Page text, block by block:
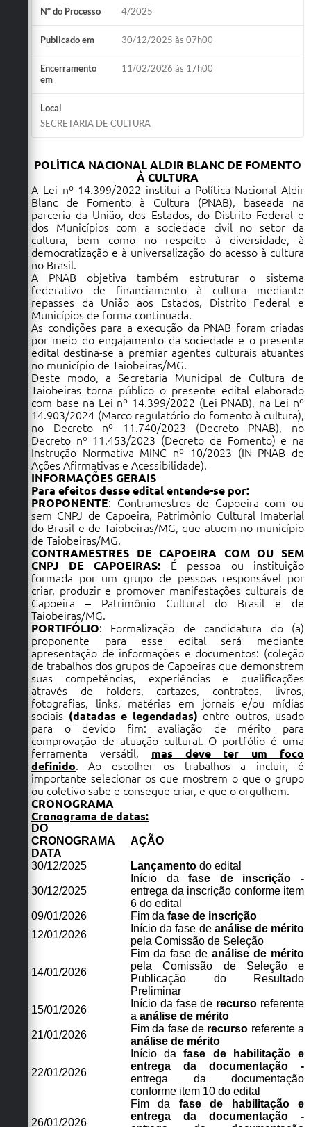
Links
Telefones Úteis
Contato
Sala M. do Empreendedor
Secretarias
Nº do Processo 4/2025
Publicado em 30/12/2025 às 07h00
Encerramento
em
11/02/2026 às 17h00
Local
SECRETARIA DE CULTURA
POLÍTICA NACIONAL ALDIR BLANC DE FOMENTO
À CULTURA
A Lei nº 14.399/2022 institui a Política Nacional Aldir
Blanc de Fomento à Cultura (PNAB), baseada na
parceria da União, dos Estados, do Distrito Federal e
dos Municípios com a sociedade civil no setor da
cultura, bem como no respeito à diversidade, à
democratização e à universalização do acesso à cultura
no Brasil.
A PNAB objetiva também estruturar o sistema
federativo de financiamento à cultura mediante
repasses da União aos Estados, Distrito Federal e
Municípios de forma continuada.
As condições para a execução da PNAB foram criadas
por meio do engajamento da sociedade e o presente
edital destina-se a premiar agentes culturais atuantes
no município de Taiobeiras/MG.
Deste modo, a Secretaria Municipal de Cultura de
Taiobeiras torna público o presente edital elaborado
com base na Lei nº 14.399/2022 (Lei PNAB), na Lei nº
14.903/2024 (Marco regulatório do fomento à cultura),
no Decreto nº 11.740/2023 (Decreto PNAB), no
Decreto nº 11.453/2023 (Decreto de Fomento) e na
Instrução Normativa MINC nº 10/2023 (IN PNAB de
Ações Afirmativas e Acessibilidade).
INFORMAÇÕES GERAIS
Para efeitos desse edital entende-se por:
PROPONENTE: Contramestres de Capoeira com ou
sem CNPJ de Capoeira, Patrimônio Cultural Imaterial
do Brasil e de Taiobeiras/MG, que atuem no município
de Taiobeiras/MG.
CONTRAMESTRES DE CAPOEIRA COM OU SEM
CNPJ DE CAPOEIRAS: É pessoa ou instituição
formada por um grupo de pessoas responsável por
criar, produzir e promover manifestações culturais de
Capoeira – Patrimônio Cultural do Brasil e de
Taiobeiras/MG.
PORTIFÓLIO: Formalização de candidatura do (a)
proponente para esse edital será mediante
apresentação de informações e documentos: (coleção
de trabalhos dos grupos de Capoeiras que demonstrem
suas competências, experiências e qualificações
através de folders, cartazes, contratos, livros,
fotografias, links, matérias em jornais e/ou mídias
sociais (datadas e legendadas) entre outros, usado
para o devido fim: avaliação de mérito para
comprovação de atuação cultural. O portfólio é uma
ferramenta versátil, mas deve ter um foco
definido. Ao escolher os trabalhos a incluir, é
importante selecionar os que mostrem o que o grupo
ou coletivo sabe e consegue criar, e que o orgulhem.
CRONOGRAMA
Cronograma de datas:
DO
CRONOGRAMA
DATA
AÇÃO
30/12/2025 Lançamento do edital
30/12/2025
Início dafase de inscrição -
entrega da inscrição conforme item
6 do edital
09/01/2026
Fim da fase de inscrição
12/01/2026
Início da fase de análise de mérito
pela Comissão de Seleção
14/01/2026
Fim da fase de análise de mérito
pela Comissão de Seleção e
Publicação do Resultado
Preliminar
15/01/2026
Início da fase de recurso referente
a análise de mérito
21/01/2026
Fim da fase de recurso referente a
análise de mérito
22/01/2026
Início dafase de habilitação e
entrega da documentação -
entrega da documentação
conforme item 10 do edital
26/01/2026
Fim da fase de habilitação e
entrega da documentação -